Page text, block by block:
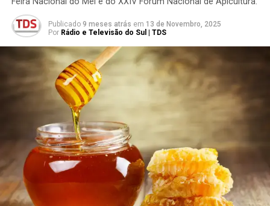
Publicado 9 meses atrás em 13 de Novembro, 2025
Por Rádio e Televisão do Sul | TDS